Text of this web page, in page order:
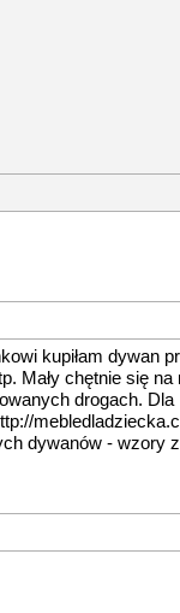
kupiłam dywan
Mały chętnie się
drogach.
dywanów - wzory